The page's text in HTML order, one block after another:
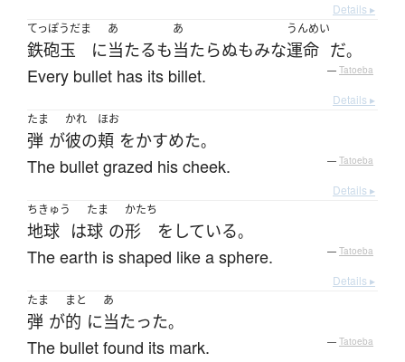
Details ▸
てっぽうだま
鉄砲玉 に
あ
当たるも
あ
当たらぬもみな
うんめい
運命 だ。
Every bullet has its billet. — Tatoeba
Details ▸
たま
弾 が
かれ
彼の
ほお
頬 をかすめた。
The bullet grazed his cheek. — Tatoeba
Details ▸
ちきゅう
地球 は
たま
球 の
かたち
形 を している。
The earth is shaped like a sphere. — Tatoeba
Details ▸
たま
弾 が
まと
的 に
あ
当たった。
The bullet found its mark. — Tatoeba